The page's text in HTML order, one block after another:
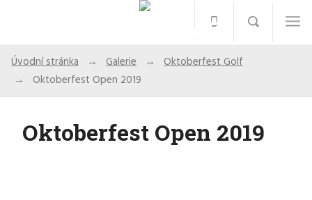
Úvodní stránka Galerie
Oktoberfest Golf
Oktoberfest Open 2019
Oktoberfest Open 2019